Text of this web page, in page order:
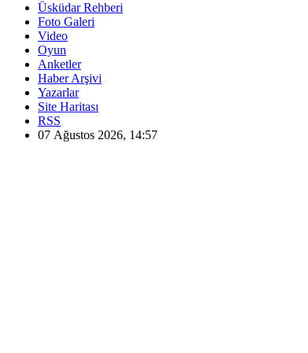
Üsküdar Rehberi
Foto Galeri
Video
Oyun
Anketler
Haber Arşivi
Yazarlar
Site Haritası
RSS
07 Ağustos 2026, 14:57